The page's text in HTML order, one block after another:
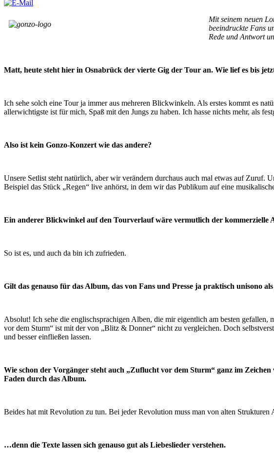
Mit seinem neuen
beeindruckte Fans
Rede und Antwort
Matt, heute steht hier in Osnabrück der vierte Gig der Tour an. Wie lief es bis
Ich sehe solch eine Tour ja immer aus mehreren Blickwinkeln. Als erstes kommt es
allerwichtigste ist für mich, Spaß mit den Jungs zu haben. Ich hasse nichts mehr, als
Also ist kein Gonzo-Konzert wie das andere?
Unsere Setlist steht natürlich, aber wir verändern durchaus auch mal etwas auf Zuruf.
Beispiel das Stück „Regen“ live anhörst, in dem wir das Publikum auf eine
Ein anderer Blickwinkel auf den Tourverlauf wäre vermutlich der kommerzielle
So ist es, und auch da bin ich zufrieden.
Gilt das genauso für das Album, das von Fans und Presse ja praktisch unisono
Absolut! Ich sehe die englischsprachigen Alben, die mir eigentlich am besten
vor dem Sturm“ ist mit der von „Blitz & Donner“ nicht zu vergleichen. Doch
und besser einfließen lassen.
Wie schon der Vorgänger steht auch „Zuflucht vor dem Sturm“ ganz im
Faden durch das Album.
Beides hat mit Revolution zu tun. Bei jeder Revolution muss man von alten
…denn die Texte lassen sich genauso gut als Liebeslieder verstehen.